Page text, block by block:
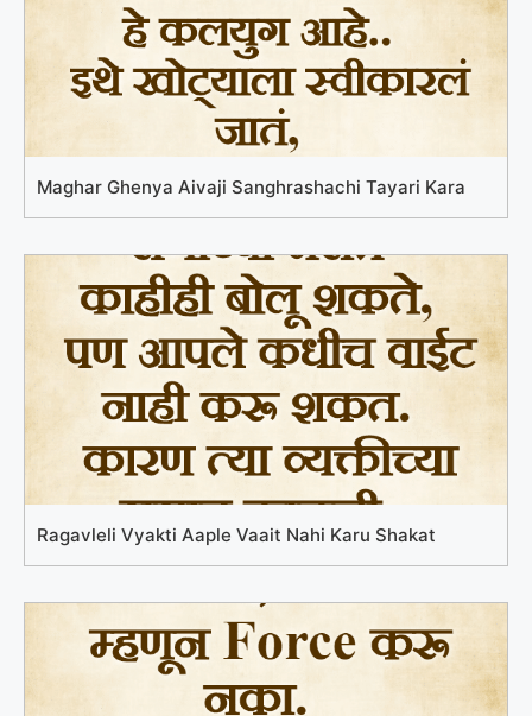
Maghar Ghenya Aivaji Sanghrashachi Tayari Kara
Ragavleli Vyakti Aaple Vaait Nahi Karu Shakat